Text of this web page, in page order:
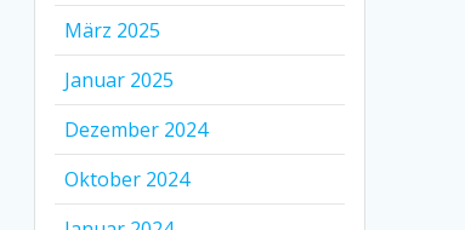
März 2025
Januar 2025
Dezember 2024
Oktober 2024